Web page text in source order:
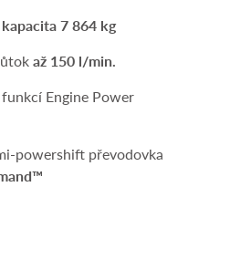
kapacita 7 864 kg
až 150 l/min.
Engine Power
powershift převodovka